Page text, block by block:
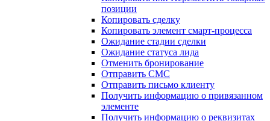
позиции
Копировать сделку
Копировать элемент смарт-процесса
Ожидание стадии сделки
Ожидание статуса лида
Отменить бронирование
Отправить СМС
Отправить письмо клиенту
Получить информацию о привязанном
элементе
Получить информацию о реквизитах